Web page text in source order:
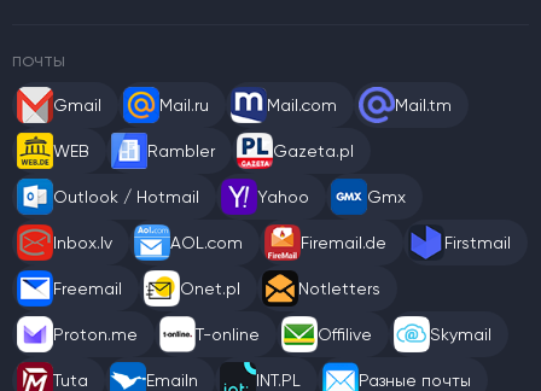
ПОЧТЫ
Gmail Mail.ru Mail.com Mail.tm
WEB Rambler Gazeta.pl
Outlook / Hotmail Yahoo Gmx
Inbox.lv AOL.com Firemail.de Firstmail
Freemail Onet.pl Notletters
Proton.me T-online Offilive Skymail
Tuta Emailn INT.PL Разные почты